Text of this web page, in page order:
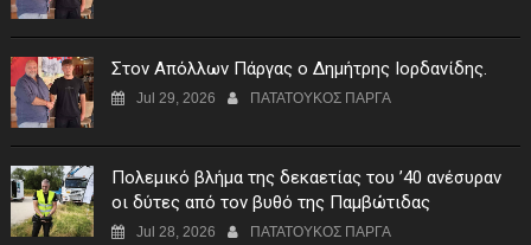
Στον Απόλλων Πάργας ο Δημήτρης Ιορδανίδης.
Jul 29, 2026 ΠΑΤΑΤΟΥΚΟΣ ΠΑΡΓΑ
Πολεμικό βλήμα της δεκαετίας του ’40 ανέσυραν
οι δύτες από τον βυθό της Παμβώτιδας
Jul 28, 2026 ΠΑΤΑΤΟΥΚΟΣ ΠΑΡΓΑ